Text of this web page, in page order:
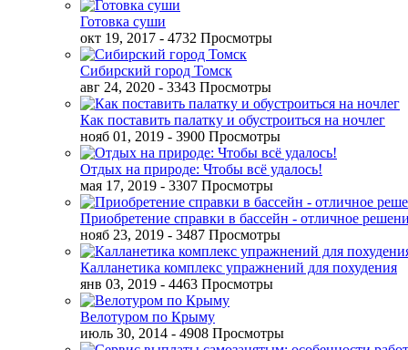
Готовка суши
окт 19, 2017 - 4732 Просмотры
Сибирский город Томск
авг 24, 2020 - 3343 Просмотры
Как поставить палатку и обустроиться на ночлег
нояб 01, 2019 - 3900 Просмотры
Отдых на природе: Чтобы всё удалось!
мая 17, 2019 - 3307 Просмотры
Приобретение справки в бассейн - отличное
нояб 23, 2019 - 3487 Просмотры
Калланетика комплекс упражнений для похудения
янв 03, 2019 - 4463 Просмотры
Велотуром по Крыму
июль 30, 2014 - 4908 Просмотры